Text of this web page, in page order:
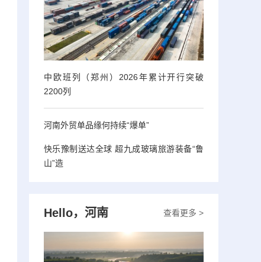
中欧班列（郑州）2026年累计开行突破
2200列
河南外贸单品缘何持续“爆单”
快乐豫制送达全球 超九成玻璃旅游装备“鲁
山”造
查看更多 >
Hello，河南